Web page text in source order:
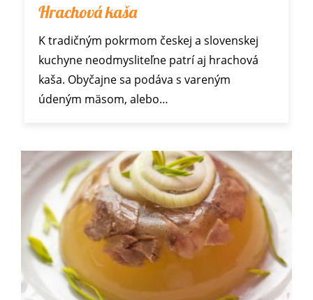
Hrachová kaša
K tradičným pokrmom českej a slovenskej
kuchyne neodmysliteľne patrí aj hrachová
kaša. Obyčajne sa podáva s vareným
údeným mäsom, alebo…